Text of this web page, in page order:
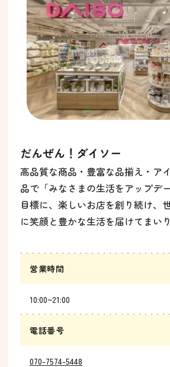
だんぜん！ダイソー
高品質な商品・豊富な品揃え・ア
品で「みなさまの生活をアップデ
目標に、楽しいお店を創り続け、
に笑顔と豊かな生活を届けてまいり
営業時間
10:00~21:00
電話番号
070-7574-5448